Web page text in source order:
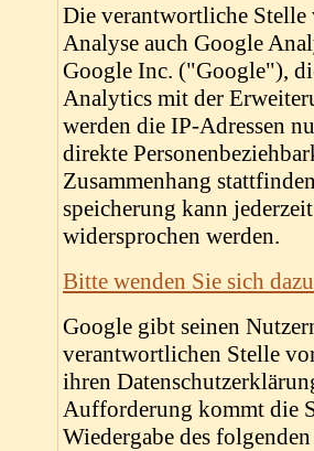
Die verantwortliche Stelle
Analyse auch Google
Google Inc. ("Google"),
Analytics mit der
werden die IP-Adressen
direkte
Zusammenhang
speicherung kann
widersprochen werden.
Bitte wenden Sie sich
Google gibt seinen
verantwortlichen Stelle
ihren
Aufforderung kommt die
Wiedergabe des